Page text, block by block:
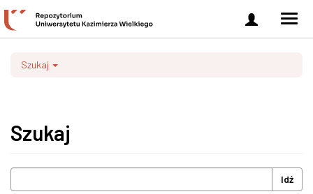
Zaloguj
się
Szukaj
Szukaj
Idź